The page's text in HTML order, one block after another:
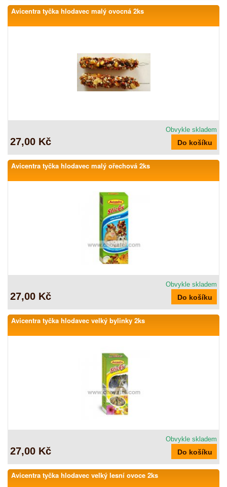
Avicentra tyčka hlodavec malý ovocná 2ks
Obvykle skladem
27,00 Kč
Avicentra tyčka hlodavec malý ořechová 2ks
Obvykle skladem
27,00 Kč
Avicentra tyčka hlodavec velký bylinky 2ks
Obvykle skladem
27,00 Kč
Avicentra tyčka hlodavec velký lesní ovoce 2ks